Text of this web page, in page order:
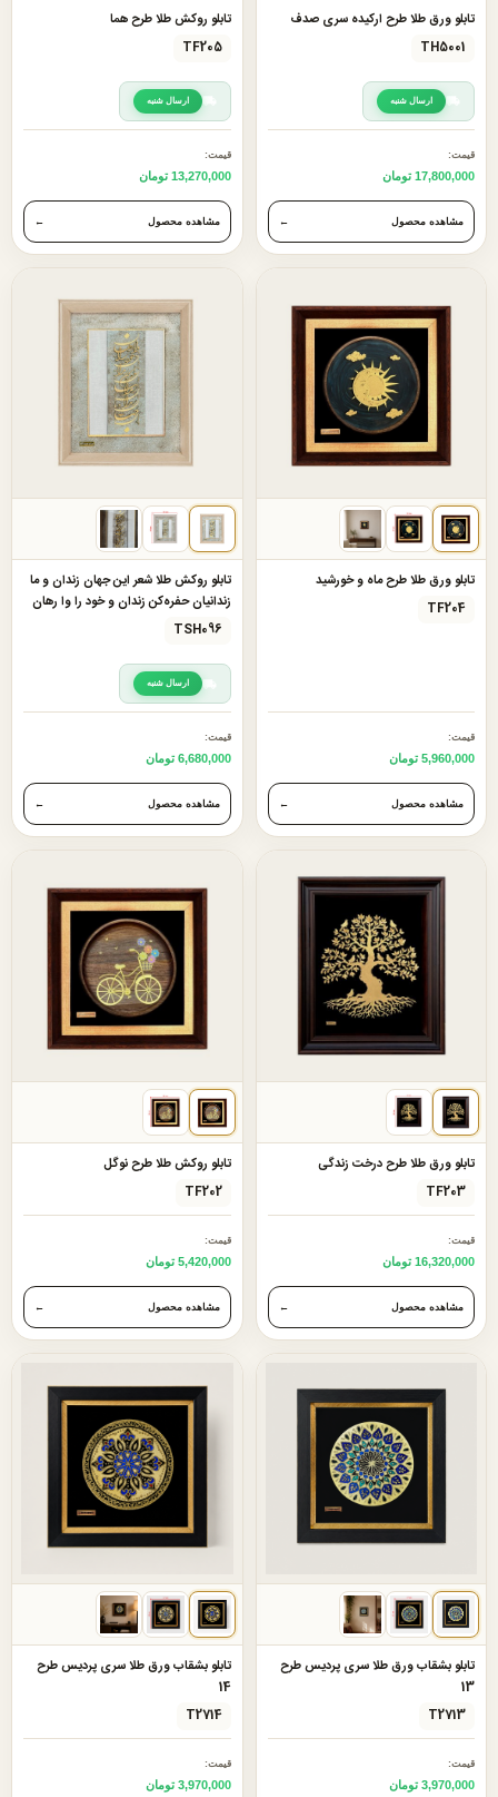
تابلو ورق طلا طرح ارکیده سری صدف
TH5001
ارسال شنبه
قیمت:
17,800,000 تومان
مشاهده محصول ←
تابلو روکش طلا طرح هما
TF205
ارسال شنبه
قیمت:
13,270,000 تومان
مشاهده محصول ←
تابلو ورق طلا طرح ماه و خورشید
TF204
قیمت:
5,960,000 تومان
مشاهده محصول ←
تابلو روکش طلا شعر این جهان زندان و ما
زندانیان حفره‌کن زندان و خود را وا رهان
TSH096
ارسال شنبه
قیمت:
6,680,000 تومان
مشاهده محصول ←
تابلو ورق طلا طرح درخت زندگی
TF203
قیمت:
16,320,000 تومان
مشاهده محصول ←
تابلو روکش طلا طرح نوگل
TF202
قیمت:
5,420,000 تومان
مشاهده محصول ←
تابلو بشقاب ورق طلا سری پردیس طرح
13
T2713
قیمت:
3,970,000 تومان
تابلو بشقاب ورق طلا سری پردیس طرح
14
T2714
قیمت:
3,970,000 تومان